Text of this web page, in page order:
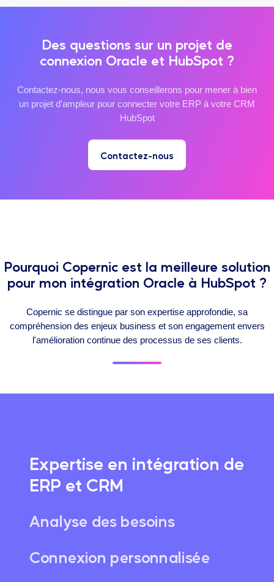
Des questions sur un projet de
connexion Oracle et HubSpot ?
Contactez-nous, nous vous conseillerons pour mener à bien
un projet d'ampleur pour connecter votre ERP à votre CRM
HubSpot
Contactez-nous
Pourquoi Copernic est la meilleure solution
pour mon intégration Oracle à HubSpot ?
Copernic se distingue par son expertise approfondie, sa
compréhension des enjeux business et son engagement envers
l'amélioration continue des processus de ses clients.
Expertise en intégration de
ERP et CRM
Analyse des besoins
Connexion personnalisée